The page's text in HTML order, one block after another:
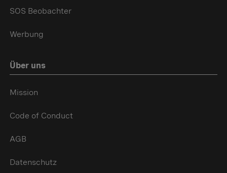
SOS Beobachter
Werbung
Über uns
Mission
Code of Conduct
AGB
Datenschutz